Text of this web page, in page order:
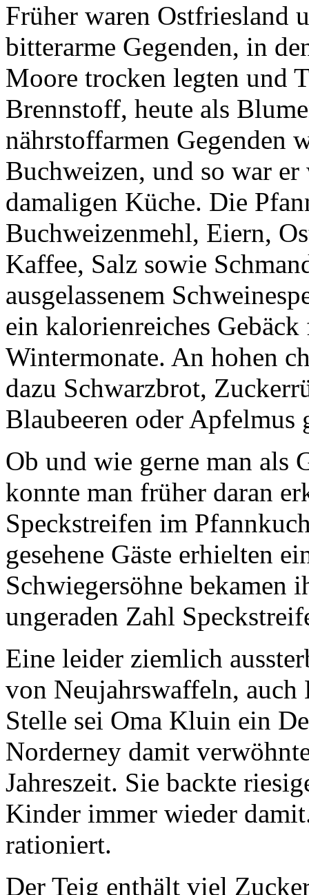
Früher waren Ostfriesland
bitterarme Gegenden, in
Moore trocken legten und
Brennstoff, heute als
nährstoffarmen Gegenden
Buchweizen, und so war
damaligen Küche. Die
Buchweizenmehl, Eiern,
Kaffee, Salz sowie
ausgelassenem
ein kalorienreiches
Wintermonate. An hohen
dazu Schwarzbrot,
Blaubeeren oder Apfelmus
Ob und wie gerne man als
konnte man früher daran
Speckstreifen im
gesehene Gäste erhielten
Schwiegersöhne bekamen
ungeraden Zahl
Eine leider ziemlich
von Neujahrswaffeln, auch
Stelle sei Oma Kluin ein
Norderney damit
Jahreszeit. Sie backte
Kinder immer wieder
rationiert.
Der Teig enthält viel